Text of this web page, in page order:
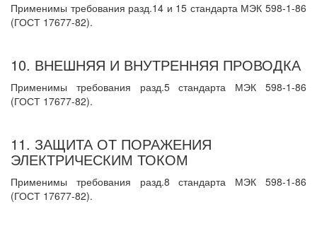
Применимы требования разд.14 и 15 стандарта МЭК 598-1-86
(ГОСТ 17677-82).
10. ВНЕШНЯЯ И ВНУТРЕННЯЯ ПРОВОДКА
Применимы требования разд.5 стандарта МЭК 598-1-86
(ГОСТ 17677-82).
11. ЗАЩИТА ОТ ПОРАЖЕНИЯ
ЭЛЕКТРИЧЕСКИМ ТОКОМ
Применимы требования разд.8 стандарта МЭК 598-1-86
(ГОСТ 17677-82).